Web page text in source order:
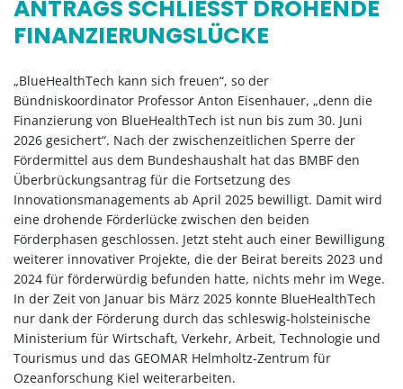
ANTRAGS SCHLIESST DROHENDE F
INANZIERUNGSLÜCKE
„BlueHealthTech kann sich freuen“, so der
Bündniskoordinator Professor Anton Eisenhauer, „denn die
Finanzierung von BlueHealthTech ist nun bis zum 30. Juni
2026 gesichert“. Nach der zwischenzeitlichen Sperre der
Fördermittel aus dem Bundeshaushalt hat das BMBF den
Überbrückungsantrag für die Fortsetzung des
Innovationsmanagements ab April 2025 bewilligt. Damit wird
eine drohende Förderlücke zwischen den beiden
Förderphasen geschlossen. Jetzt steht auch einer Bewilligung
weiterer innovativer Projekte, die der Beirat bereits 2023 und
2024 für förderwürdig befunden hatte, nichts mehr im Wege.
In der Zeit von Januar bis März 2025 konnte BlueHealthTech
nur dank der Förderung durch das schleswig-holsteinische
Ministerium für Wirtschaft, Verkehr, Arbeit, Technologie und
Tourismus und das GEOMAR Helmholtz-Zentrum für
Ozeanforschung Kiel weiterarbeiten.